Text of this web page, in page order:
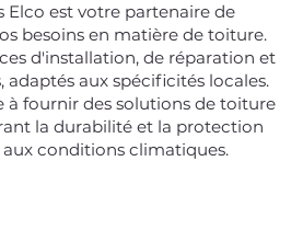
Elco est votre partenaire de
besoins en matière de toiture.
d'installation, de réparation et
aux spécificités locales.
à fournir des solutions de toiture
la durabilité et la protection
conditions climatiques.